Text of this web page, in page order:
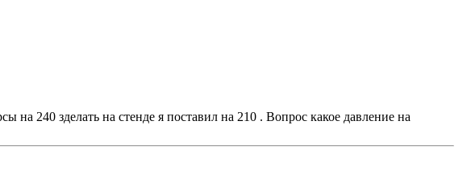
240 зделать на стенде я поставил на 210 . Вопрос какое давление на